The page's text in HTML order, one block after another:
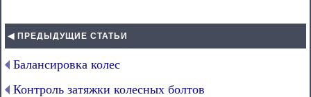
◀ ПРЕДЫДУЩИЕ СТАТЬИ
Балансировка колес
Контроль затяжки колесных болтов